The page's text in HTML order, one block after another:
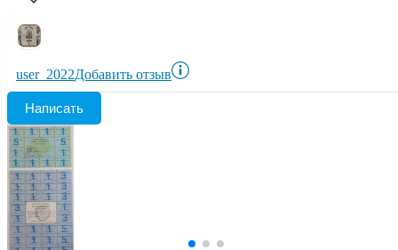
user_2022Добавить отзыв
Написать